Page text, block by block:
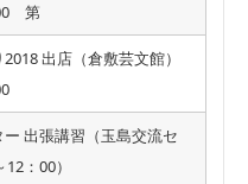
第
出店（倉敷芸文館）
出張講習（玉島交流セ
：00）